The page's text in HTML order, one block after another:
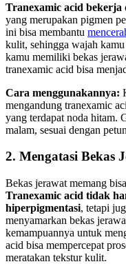
Tranexamic acid bekerja
yang merupakan pigmen
ini bisa membantu
kulit, sehingga wajah
kamu memiliki bekas
tranexamic acid bisa
Cara menggunakannya:
mengandung tranexamic
yang terdapat noda hitam.
malam, sesuai dengan
2. Mengatasi Bekas
Bekas jerawat memang
Tranexamic acid tidak
hiperpigmentasi, tetapi
menyamarkan bekas
kemampuannya untuk
acid bisa mempercepat
meratakan tekstur kulit.